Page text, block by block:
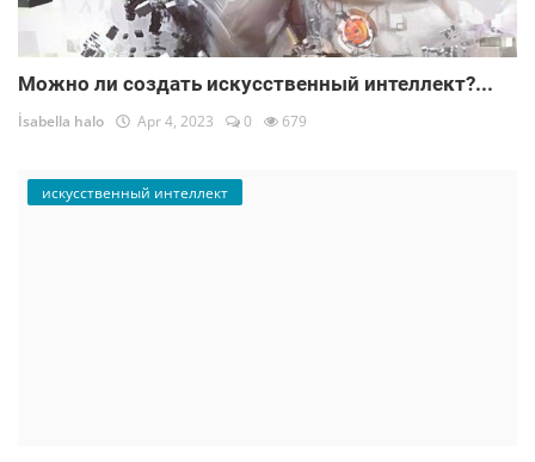
Можно ли создать искусственный интеллект?...
İsabella halo Apr 4, 2023 0 679
искусственный интеллект